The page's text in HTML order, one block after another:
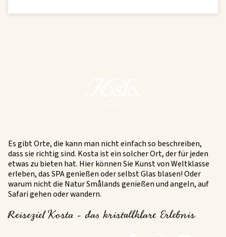
Es gibt Orte, die kann man nicht einfach so beschreiben,
dass sie richtig sind. Kosta ist ein solcher Ort, der für jeden
etwas zu bieten hat. Hier können Sie Kunst von Weltklasse
erleben, das SPA genießen oder selbst Glas blasen! Oder
warum nicht die Natur Smålands genießen und angeln, auf
Safari gehen oder wandern.
Reiseziel Kosta - das kristallklare Erlebnis